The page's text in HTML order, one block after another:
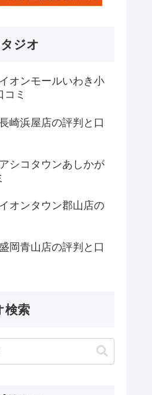
ジオ
オンモールいわき小
ミ
崎浜屋店の評判と口
シコタウンあしかが
オンタウン郡山店の
岡青山店の評判と口
検索